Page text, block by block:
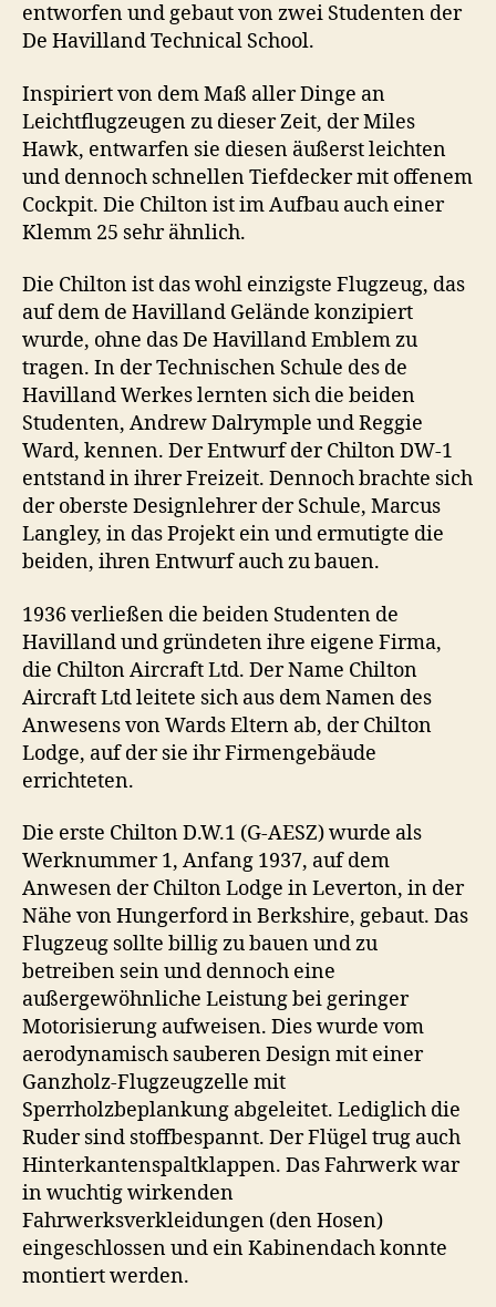
entworfen und gebaut von zwei Studenten der
De Havilland Technical School.
Inspiriert von dem Maß aller Dinge an
Leichtflugzeugen zu dieser Zeit, der Miles
Hawk, entwarfen sie diesen äußerst leichten
und dennoch schnellen Tiefdecker mit offenem
Cockpit. Die Chilton ist im Aufbau auch einer
Klemm 25 sehr ähnlich.
Die Chilton ist das wohl einzigste Flugzeug, das
auf dem de Havilland Gelände konzipiert
wurde, ohne das De Havilland Emblem zu
tragen. In der Technischen Schule des de
Havilland Werkes lernten sich die beiden
Studenten, Andrew Dalrymple und Reggie
Ward, kennen. Der Entwurf der Chilton DW-1
entstand in ihrer Freizeit. Dennoch brachte sich
der oberste Designlehrer der Schule, Marcus
Langley, in das Projekt ein und ermutigte die
beiden, ihren Entwurf auch zu bauen.
1936 verließen die beiden Studenten de
Havilland und gründeten ihre eigene Firma,
die Chilton Aircraft Ltd. Der Name Chilton
Aircraft Ltd leitete sich aus dem Namen des
Anwesens von Wards Eltern ab, der Chilton
Lodge, auf der sie ihr Firmengebäude
errichteten.
Die erste Chilton D.W.1 (G-AESZ) wurde als
Werknummer 1, Anfang 1937, auf dem
Anwesen der Chilton Lodge in Leverton, in der
Nähe von Hungerford in Berkshire, gebaut. Das
Flugzeug sollte billig zu bauen und zu
betreiben sein und dennoch eine
außergewöhnliche Leistung bei geringer
Motorisierung aufweisen. Dies wurde vom
aerodynamisch sauberen Design mit einer
Ganzholz-Flugzeugzelle mit
Sperrholzbeplankung abgeleitet. Lediglich die
Ruder sind stoffbespannt. Der Flügel trug auch
Hinterkantenspaltklappen. Das Fahrwerk war
in wuchtig wirkenden
Fahrwerksverkleidungen (den Hosen)
eingeschlossen und ein Kabinendach konnte
montiert werden.